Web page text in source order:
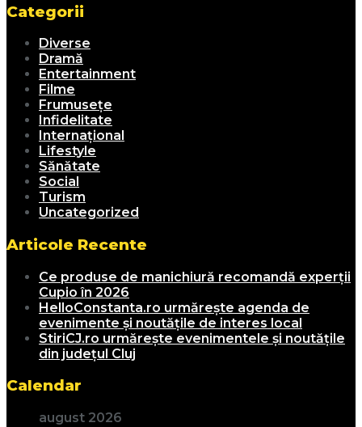
Categorii
Diverse
Dramă
Entertainment
Filme
Frumusețe
Infidelitate
Internațional
Lifestyle
Sănătate
Social
Turism
Uncategorized
Articole Recente
Ce produse de manichiură recomandă experții
Cupio în 2026
HelloConstanta.ro urmărește agenda de
evenimente și noutățile de interes local
StiriCJ.ro urmărește evenimentele și noutățile
din județul Cluj
Calendar
august 2026